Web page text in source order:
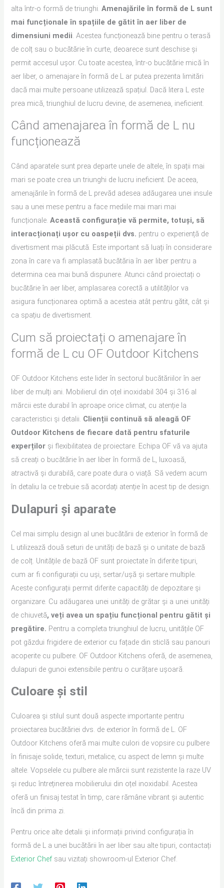
alta într-o formă de triunghi.Amenajările în formă de L sunt
mai funcționale în spațiile de gătit în aer liber de
dimensiuni medii. Acestea funcționează bine pentru o terasă
de colț sau o bucătărie în curte, deoarece sunt deschise și
permit accesul ușor. Cu toate acestea, într-o bucătărie mică în
aer liber, o amenajare în formă de L ar putea prezenta limitări
dacă mai multe persoane utilizează spațiul. Dacă litera L este
prea mică, triunghiul de lucru devine, de asemenea, ineficient.
Când amenajarea în formă de L nu
funcționează
Când aparatele sunt prea departe unele de altele, în spații mai
mari se poate crea un triunghi de lucru ineficient. De aceea,
amenajările în formă de L prevăd adesea adăugarea unei insule
sau a unei mese pentru a face mediile mai mari mai
funcționale.Această configurație vă permite, totuși, să
interacționați ușor cu oaspeții dvs. pentru o experiență de
divertisment mai plăcută. Este important să luați în considerare
zona în care va fi amplasată bucătăria în aer liber pentru a
determina cea mai bună dispunere. Atunci când proiectați o
bucătărie în aer liber, amplasarea corectă a utilităților va
asigura funcționarea optimă a acesteia atât pentru gătit, cât și
ca spațiu de divertisment.
Cum să proiectați o amenajare în
formă de L cu OF Outdoor Kitchens
OF Outdoor Kitchens este lider în sectorul bucătăriilor în aer
liber de mulți ani. Mobilierul din oțel inoxidabil 304 și 316 al
mărcii este durabil în aproape orice climat, cu atenție la
caracteristici și detalii. Clienții continuă să aleagă OF
Outdoor Kitchens de fiecare dată pentru sfaturile
experților și flexibilitatea de proiectare. Echipa OF vă va ajuta
să creați o bucătărie în aer liber în formă de L, luxoasă,
atractivă și durabilă, care poate dura o viață. Să vedem acum
în detaliu la ce trebuie să acordați atenție în acest tip de design.
Dulapuri și aparate
Cel mai simplu design al unei bucătării de exterior în formă de
L utilizează două seturi de unități de bază și o unitate de bază
de colț. Unitățile de bază OF sunt proiectate în diferite tipuri,
cum ar fi configurații cu uși, sertar/ușă și sertare multiple.
Aceste configurații permit diferite capacități de depozitare și
organizare. Cu adăugarea unei unități de grătar și a unei unități
de chiuvetă, veți avea un spațiu funcțional pentru gătit și
pregătire. Pentru a completa triunghiul de lucru, unitățile OF
pot găzdui frigidere de exterior cu fațade din sticlă sau panouri
acoperite cu pulbere. OF Outdoor Kitchens oferă, de asemenea,
dulapuri de gunoi extensibile pentru o curățare ușoară.
Culoare și stil
Culoarea și stilul sunt două aspecte importante pentru
proiectarea bucătăriei dvs. de exterior în formă de L. OF
Outdoor Kitchens oferă mai multe culori de vopsire cu pulbere
în finisaje solide, texturi, metalice, cu aspect de lemn și multe
altele. Vopselele cu pulbere ale mărcii sunt rezistente la raze UV
și reduc întreținerea mobilierului din oțel inoxidabil. Acestea
oferă un finisaj testat în timp, care rămâne vibrant și autentic
încă din prima zi.
Pentru orice alte detalii și informații privind configurația în
formă de L a unei bucătării în aer liber sau alte tipuri, contactați
Exterior Chefsau vizitați showroom-ul Exterior Chef.